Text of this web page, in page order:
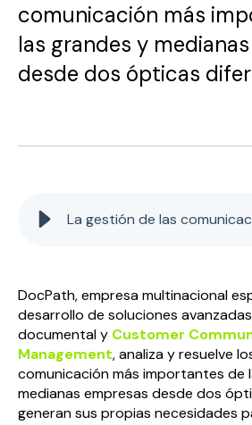
comunicación más
las grandes y
desde dos ópticas
DocPath, empresa multinacional
desarrollo de soluciones
documental y Customer
Management, analiza y resuelve
comunicación más importantes de
medianas empresas desde dos
generan sus propias necesidades